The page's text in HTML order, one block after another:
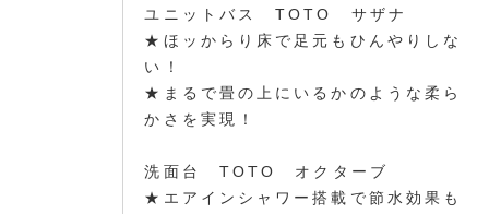
ユニットバス TOTO サザナ
★ほッからり床で足元もひんやりしな
い！
★まるで畳の上にいるかのような柔ら
かさを実現！
洗面台 TOTO オクターブ
★エアインシャワー搭載で節水効果も